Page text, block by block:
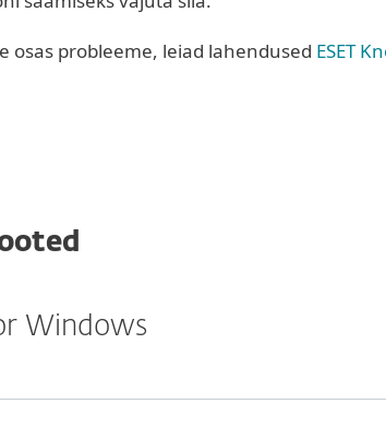
osas probleeme, leiad lahendused ESET
Windows